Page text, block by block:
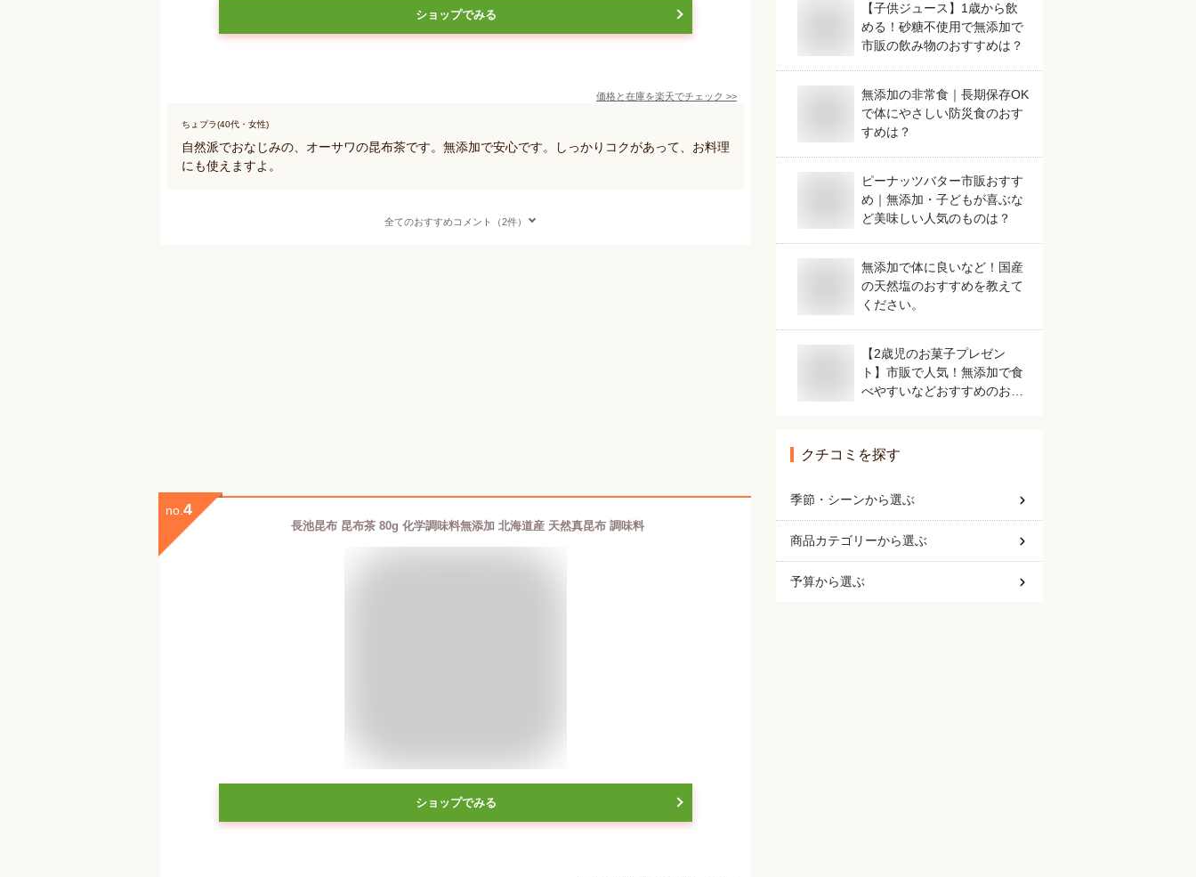
ショップでみる
価格と在庫を楽天でチェック >>
ちょプラ(40代・女性)
自然派でおなじみの、オーサワの昆布茶です。無添加で安心です。しっかりコクがあって、お料理
にも使えますよ。
全てのおすすめコメント（2件）
no. 4
長池昆布 昆布茶 80g 化学調味料無添加 北海道産 天然真昆布 調味料
ショップでみる
【子供ジュース】1歳から飲
める！砂糖不使用で無添加で
市販の飲み物のおすすめは？
無添加の非常食｜長期保存OK
で体にやさしい防災食のおす
すめは？
ピーナッツバター市販おすす
め｜無添加・子どもが喜ぶな
ど美味しい人気のものは？
無添加で体に良いなど！国産
の天然塩のおすすめを教えて
ください。
【2歳児のお菓子プレゼン
ト】市販で人気！無添加で食
べやすいなどおすすめのおや
クチコミを探す
季節・シーンから選ぶ
商品カテゴリーから選ぶ
予算から選ぶ